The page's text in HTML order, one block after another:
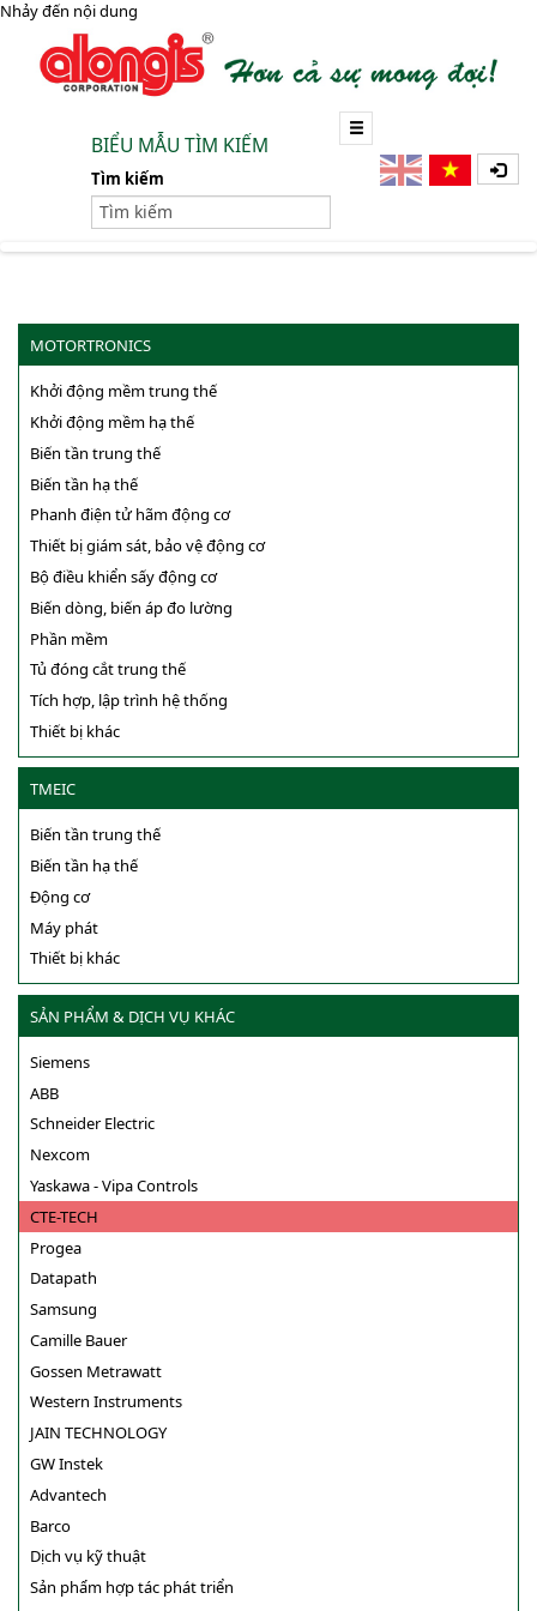
Nhảy đến nội dung
BIỂU MẪU TÌM KIẾM
Tìm kiếm
MOTORTRONICS
Khởi động mềm trung thế
Khởi động mềm hạ thế
Biến tần trung thế
Biến tần hạ thế
Phanh điện tử hãm động cơ
Thiết bị giám sát, bảo vệ động cơ
Bộ điều khiển sấy động cơ
Biến dòng, biến áp đo lường
Phần mềm
Tủ đóng cắt trung thế
Tích hợp, lập trình hệ thống
Thiết bị khác
TMEIC
Biến tần trung thế
Biến tần hạ thế
Động cơ
Máy phát
Thiết bị khác
SẢN PHẨM & DỊCH VỤ KHÁC
Siemens
ABB
Schneider Electric
Nexcom
Yaskawa - Vipa Controls
CTE-TECH
Progea
Datapath
Samsung
Camille Bauer
Gossen Metrawatt
Western Instruments
JAIN TECHNOLOGY
GW Instek
Advantech
Barco
Dịch vụ kỹ thuật
Sản phẩm hợp tác phát triển